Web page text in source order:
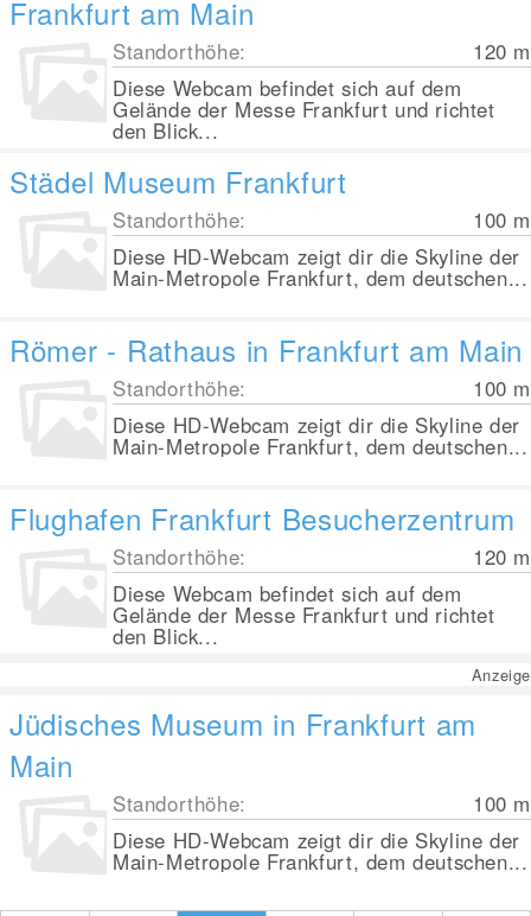
Frankfurt am Main
Standorthöhe: 120 m
Diese Webcam befindet sich auf dem
Gelände der Messe Frankfurt und richtet
den Blick...
Städel Museum Frankfurt
Standorthöhe: 100 m
Diese HD-Webcam zeigt dir die Skyline der
Main-Metropole Frankfurt, dem deutschen...
Römer - Rathaus in Frankfurt am Main
Standorthöhe: 100 m
Diese HD-Webcam zeigt dir die Skyline der
Main-Metropole Frankfurt, dem deutschen...
Flughafen Frankfurt Besucherzentrum
Standorthöhe: 120 m
Diese Webcam befindet sich auf dem
Gelände der Messe Frankfurt und richtet
den Blick...
Anzeige
Jüdisches Museum in Frankfurt am
Main
Standorthöhe: 100 m
Diese HD-Webcam zeigt dir die Skyline der
Main-Metropole Frankfurt, dem deutschen...